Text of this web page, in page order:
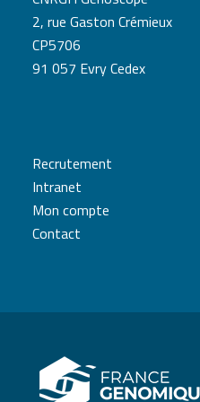
2, rue Gaston Crémieux
CP5706
91 057 Evry Cedex
Recrutement
Intranet
Mon compte
Contact